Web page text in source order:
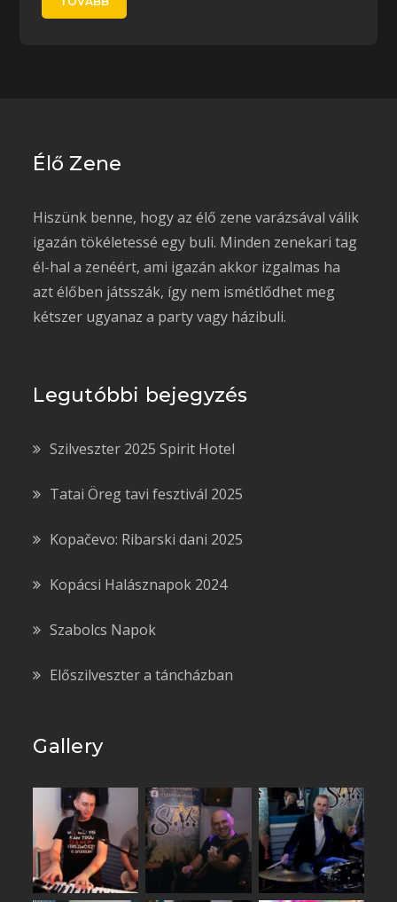
Élő Zene
Hiszünk benne, hogy az élő zene varázsával válik
igazán tökéletessé egy buli. Minden zenekari tag
él-hal a zenéért, ami igazán akkor izgalmas ha
azt élőben játsszák, így nem ismétlődhet meg
kétszer ugyanaz a party vagy házibuli.
Legutóbbi bejegyzés
Szilveszter 2025 Spirit Hotel
Tatai Öreg tavi fesztivál 2025
Kopačevo: Ribarski dani 2025
Kopácsi Halásznapok 2024
Szabolcs Napok
Előszilveszter a táncházban
Gallery